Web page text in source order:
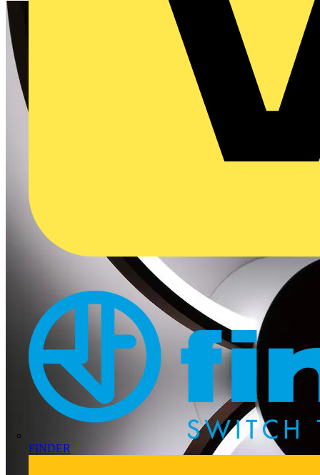
FINDER